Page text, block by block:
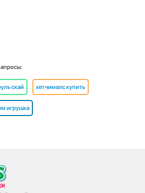
скай хетчималс купить
игрушка